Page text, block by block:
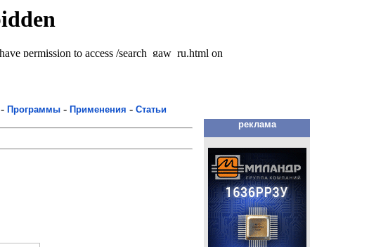
- Программы - Применения - Статьи
реклама